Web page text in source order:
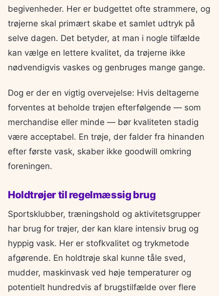
begivenheder. Her er budgettet ofte strammere, og
trøjerne skal primært skabe et samlet udtryk på
selve dagen. Det betyder, at man i nogle tilfælde
kan vælge en lettere kvalitet, da trøjerne ikke
nødvendigvis vaskes og genbruges mange gange.
Dog er der en vigtig overvejelse: Hvis deltagerne
forventes at beholde trøjen efterfølgende — som
merchandise eller minde — bør kvaliteten stadig
være acceptabel. En trøje, der falder fra hinanden
efter første vask, skaber ikke goodwill omkring
foreningen.
Holdtrøjer til regelmæssig brug
Sportsklubber, træningshold og aktivitetsgrupper
har brug for trøjer, der kan klare intensiv brug og
hyppig vask. Her er stofkvalitet og trykmetode
afgørende. En holdtrøje skal kunne tåle sved,
mudder, maskinvask ved høje temperaturer og
potentielt hundredvis af brugstilfælde over flere